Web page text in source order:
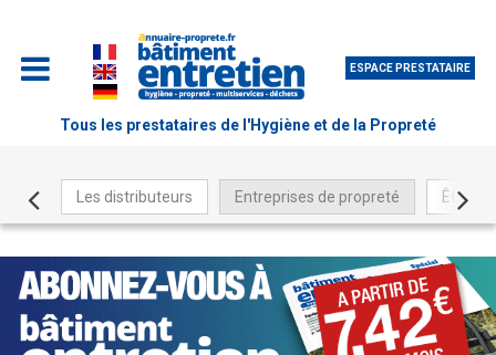
ESPACE PRESTATAIRE
Tous les prestataires de l'Hygiène et de la Propreté
Les distributeurs Entreprises de propreté Être